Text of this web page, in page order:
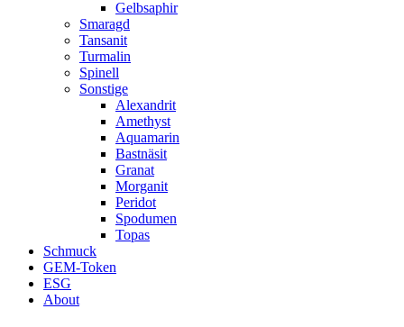
Gelbsaphir
Smaragd
Tansanit
Turmalin
Spinell
Sonstige
Alexandrit
Amethyst
Aquamarin
Bastnäsit
Granat
Morganit
Peridot
Spodumen
Topas
Schmuck
GEM-Token
ESG
About